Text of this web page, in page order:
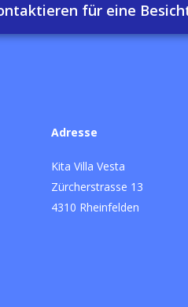
für eine
Adresse
Kita Villa Vesta
Zürcherstrasse 13
4310 Rheinfelden